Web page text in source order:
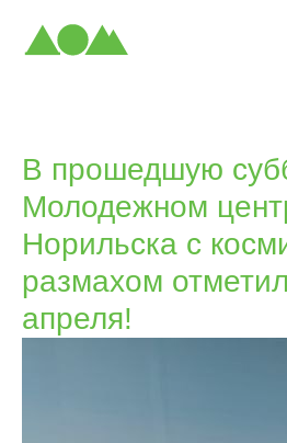
В прошедшую
Молодежном
Норильска с
размахом
апреля!